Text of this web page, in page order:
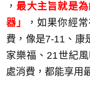
，最大主旨就是
器」
，如果你經
費，像是7-11、康
家樂福、21世紀
處消費，都能享用